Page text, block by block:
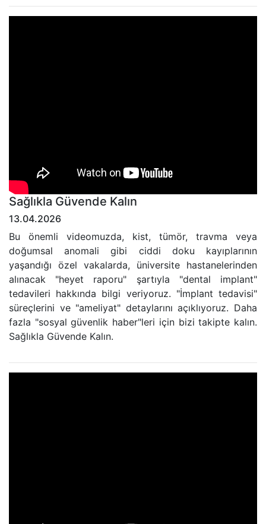
Sağlıkla Güvende Kalın
13.04.2026
Bu önemli videomuzda, kist, tümör, travma veya
doğumsal anomali gibi ciddi doku kayıplarının
yaşandığı özel vakalarda, üniversite hastanelerinden
alınacak "heyet raporu" şartıyla "dental implant"
tedavileri hakkında bilgi veriyoruz. "İmplant tedavisi"
süreçlerini ve "ameliyat" detaylarını açıklıyoruz. Daha
fazla "sosyal güvenlik haber"leri için bizi takipte kalın.
Sağlıkla Güvende Kalın.